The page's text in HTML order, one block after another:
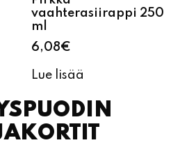
vaahterasiirappi 250
ml
6,08€
Lue lisää